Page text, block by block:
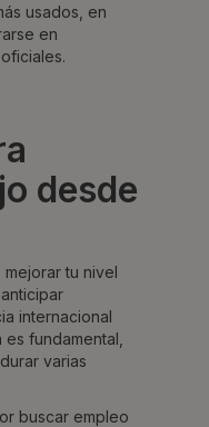
usados, en
en
desde
tu nivel
internacional
fundamental,
varias
buscar empleo